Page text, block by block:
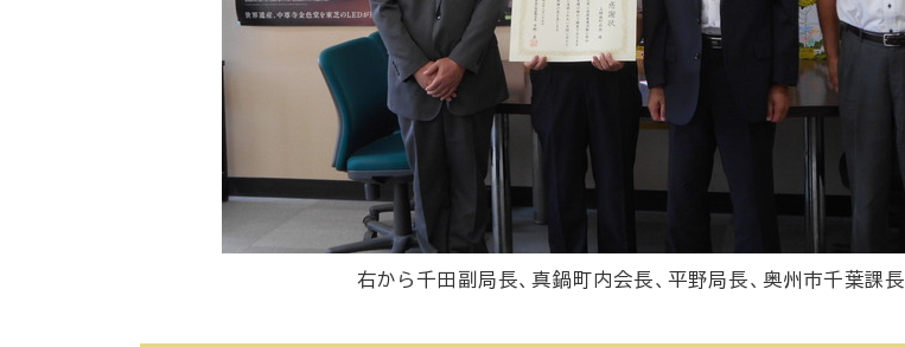
右から千田副局長、真鍋町内会長、平野局長、奥州市千葉課長